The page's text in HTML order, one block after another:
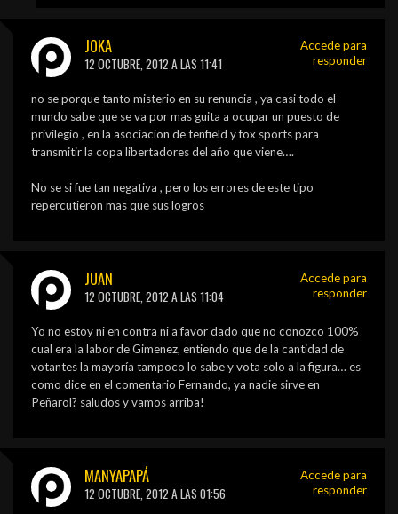
JOKA
12 OCTUBRE, 2012 A LAS 11:41
no se porque tanto misterio en su renuncia , ya casi todo el
mundo sabe que se va por mas guita a ocupar un puesto de
privilegio , en la asociacion de tenfield y fox sports para
transmitir la copa libertadores del año que viene….
No se si fue tan negativa , pero los errores de este tipo
repercutieron mas que sus logros
Accede para
responder
JUAN
12 OCTUBRE, 2012 A LAS 11:04
Yo no estoy ni en contra ni a favor dado que no conozco 100%
cual era la labor de Gimenez, entiendo que de la cantidad de
votantes la mayoría tampoco lo sabe y vota solo a la figura… es
como dice en el comentario Fernando, ya nadie sirve en
Peñarol? saludos y vamos arriba!
Accede para
responder
MANYAPAPÁ
12 OCTUBRE, 2012 A LAS 01:56
Accede para
responder